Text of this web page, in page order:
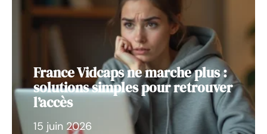
France Vidcaps ne marche plus :
solutions simples pour retrouver
l’accès
15 juin 2026